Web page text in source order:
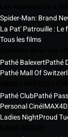
Spider-Man: Brand
La Pat' Patrouille : Le
Tous les films
Pathé BalexertPathé
Pathé Mall Of
Pathé ClubPathé
Personal CinéIMAX
Ladies NightProud